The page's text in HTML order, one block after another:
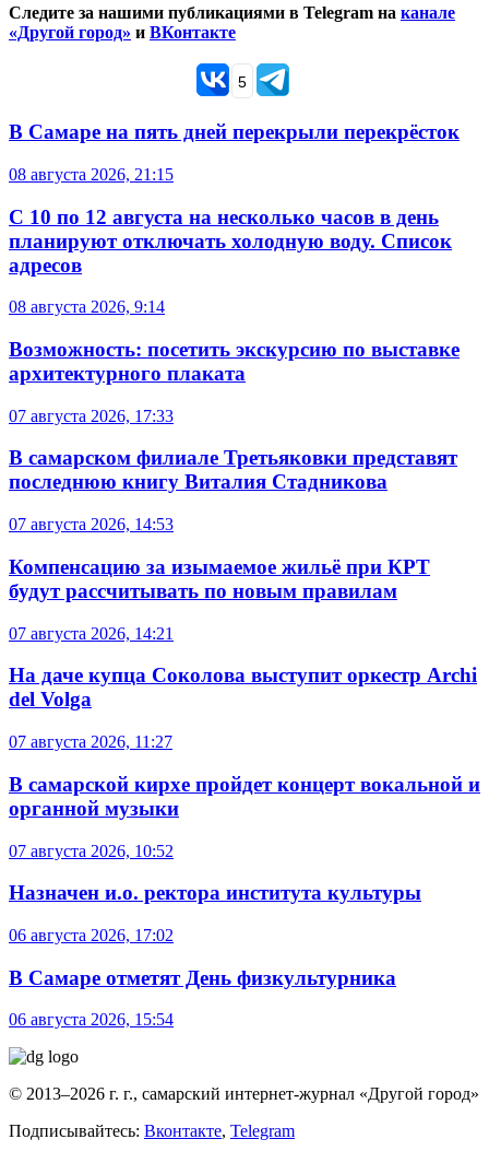
Следите за нашими публикациями в Telegram на канале
«Другой город» и ВКонтакте
5
В Самаре на пять дней перекрыли перекрёсток
08 августа 2026, 21:15
С 10 по 12 августа на несколько часов в день
планируют отключать холодную воду. Список
адресов
08 августа 2026, 9:14
Возможность: посетить экскурсию по выставке
архитектурного плаката
07 августа 2026, 17:33
В самарском филиале Третьяковки представят
последнюю книгу Виталия Стадникова
07 августа 2026, 14:53
Компенсацию за изымаемое жильё при КРТ
будут рассчитывать по новым правилам
07 августа 2026, 14:21
На даче купца Соколова выступит оркестр Archi
del Volga
07 августа 2026, 11:27
В самарской кирхе пройдет концерт вокальной и
органной музыки
07 августа 2026, 10:52
Назначен и.о. ректора института культуры
06 августа 2026, 17:02
В Самаре отметят День физкультурника
06 августа 2026, 15:54
© 2013–2026 г. г., самарский интернет-журнал «Другой город»
Подписывайтесь: Вконтакте, Telegram